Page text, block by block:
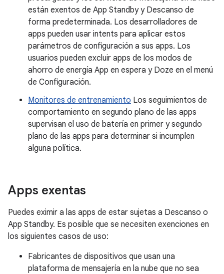
están exentos de App Standby y Descanso de
forma predeterminada. Los desarrolladores de
apps pueden usar intents para aplicar estos
parámetros de configuración a sus apps. Los
usuarios pueden excluir apps de los modos de
ahorro de energía App en espera y Doze en el menú
de Configuración.
Monitores de entrenamiento Los seguimientos de
comportamiento en segundo plano de las apps
supervisan el uso de batería en primer y segundo
plano de las apps para determinar si incumplen
alguna política.
Apps exentas
Puedes eximir a las apps de estar sujetas a Descanso o
App Standby. Es posible que se necesiten exenciones en
los siguientes casos de uso:
Fabricantes de dispositivos que usan una
plataforma de mensajería en la nube que no sea